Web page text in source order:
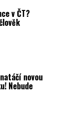
v ČT?
novou
Nebude